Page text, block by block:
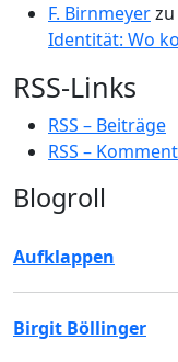
F. Birnmeyerzu
Identität: Wo
RSS-Links
RSS – Beiträge
RSS –
Blogroll
Aufklappen
Birgit Böllinger